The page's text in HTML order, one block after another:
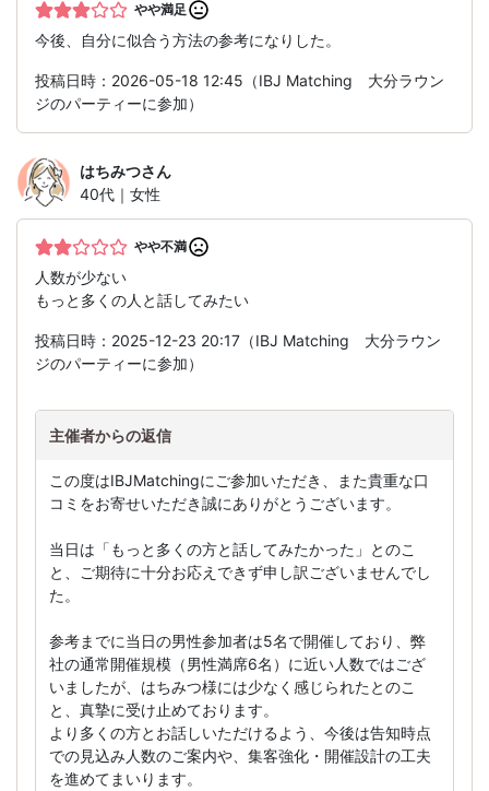
やや満足
今後、自分に似合う方法の参考になりした。
投稿日時：2026-05-18 12:45（IBJ Matching 大分ラウン
ジのパーティーに参加）
はちみつさん
40代｜女性
やや不満
人数が少ない
もっと多くの人と話してみたい
投稿日時：2025-12-23 20:17（IBJ Matching 大分ラウン
ジのパーティーに参加）
主催者からの返信
この度はIBJMatchingにご参加いただき、また貴重な口
コミをお寄せいただき誠にありがとうございます。
当日は「もっと多くの方と話してみたかった」とのこ
と、ご期待に十分お応えできず申し訳ございませんでし
た。
参考までに当日の男性参加者は5名で開催しており、弊
社の通常開催規模（男性満席6名）に近い人数ではござ
いましたが、はちみつ様には少なく感じられたとのこ
と、真摯に受け止めております。
より多くの方とお話しいただけるよう、今後は告知時点
での見込み人数のご案内や、集客強化・開催設計の工夫
を進めてまいります。